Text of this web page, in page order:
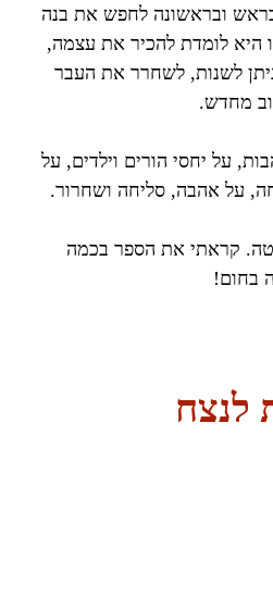
ובראשונה לחפש את בנה
היא לומדת להכיר את עצמה,
לשנות, לשחרר את העבר
מחדש.
על יחסי הורים וילדים, על
על אהבה, סליחה ושחרור.
קראתי את הספר בכמה
בחום!
לנצח